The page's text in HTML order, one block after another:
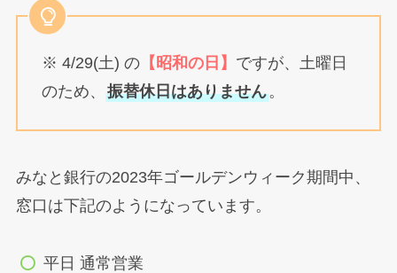
※ 4/29(土) の【昭和の日】 ですが、土曜日
のため、 振替休日はありません。
みなと銀行の2023年ゴールデンウィーク期間中、
窓口は下記のようになっています。
平日 通常営業